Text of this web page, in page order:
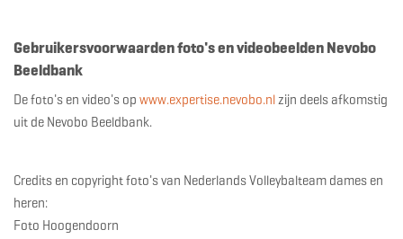
Gebruikersvoorwaarden foto's en videobeelden Nevobo
Beeldbank
De foto's en video's op www.expertise.nevobo.nl zijn deels afkomstig
uit de Nevobo Beeldbank.
Credits en copyright foto's van Nederlands Volleybalteam dames en
heren:
Foto Hoogendoorn